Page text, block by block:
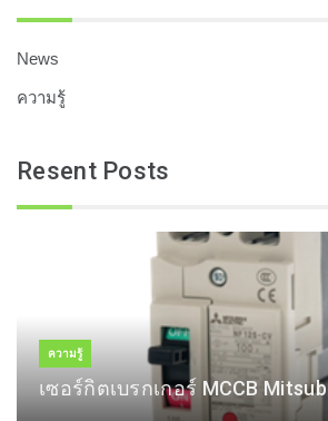
News
ความรู้
Resent Posts
ความรู้
เซอร์กิตเบรกเกอร์ MCCB